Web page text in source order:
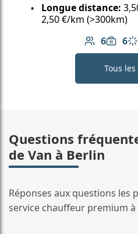
Longue distance:
2,50 €/km (>300km)
6
Nombre de
6
Tous les
Questions
de Van à Berlin
Réponses aux questions les
service chauffeur premium à